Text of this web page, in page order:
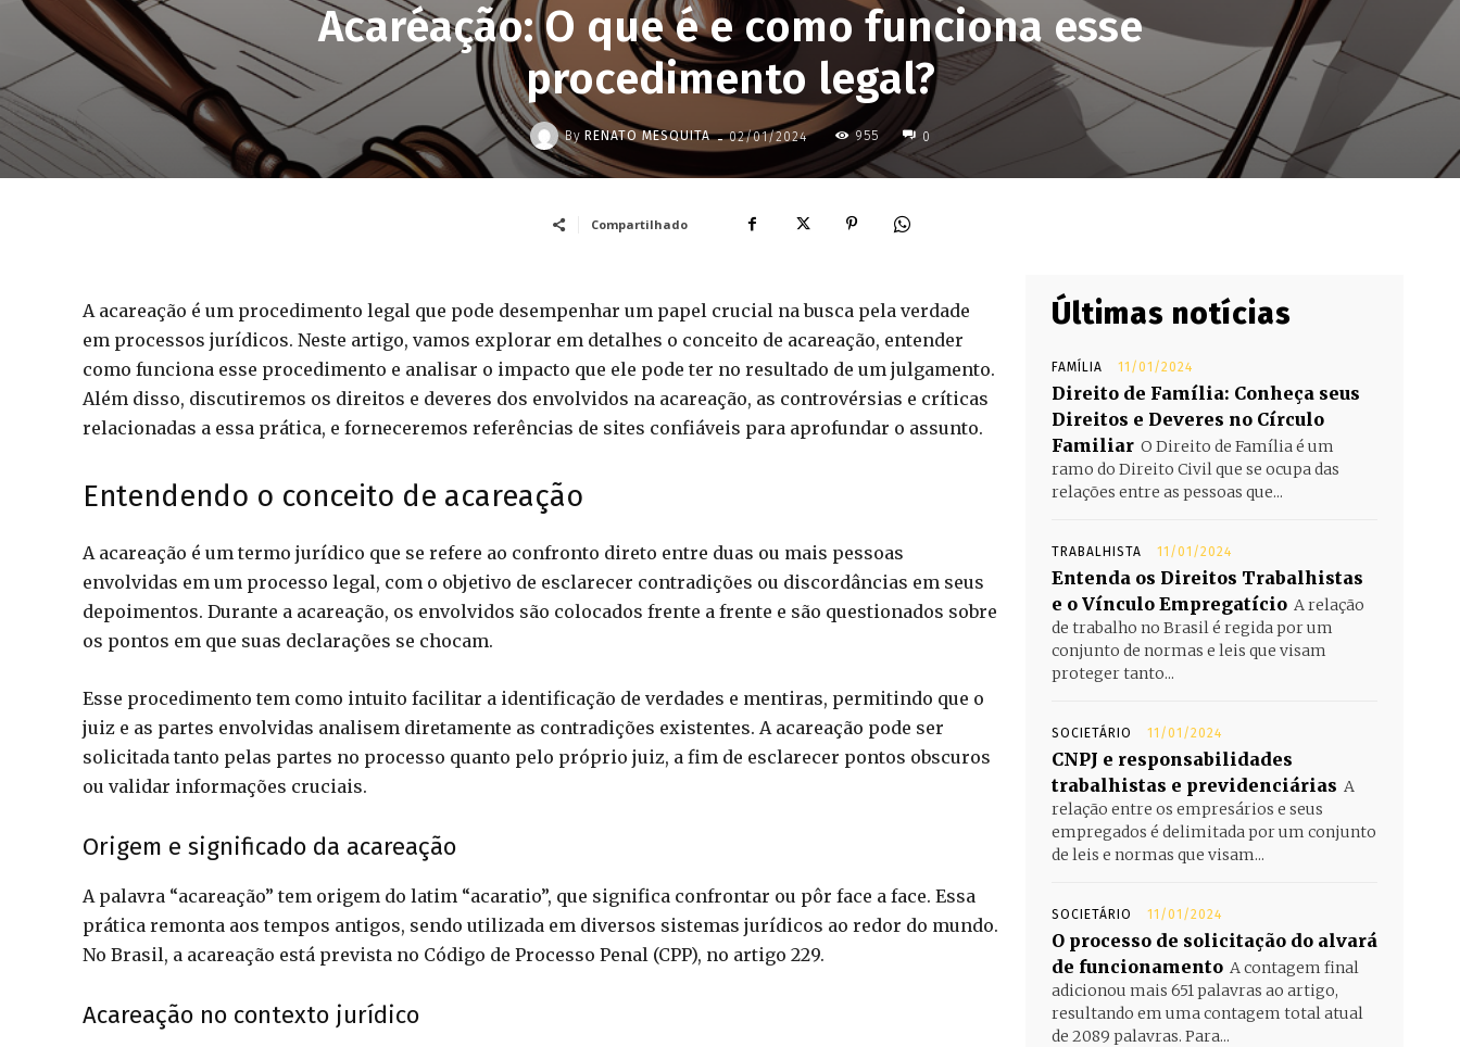
Acaréação: O que é e como funciona esse
procedimento legal?
By RENATO MESQUITA - 02/01/2024 955 0
Compartilhado
A acareação é um procedimento legal que pode desempenhar um papel crucial na busca pela verdade
em processos jurídicos. Neste artigo, vamos explorar em detalhes o conceito de acareação, entender
como funciona esse procedimento e analisar o impacto que ele pode ter no resultado de um julgamento.
Além disso, discutiremos os direitos e deveres dos envolvidos na acareação, as controvérsias e críticas
relacionadas a essa prática, e forneceremos referências de sites confiáveis para aprofundar o assunto.
Entendendo o conceito de acareação
A acareação é um termo jurídico que se refere ao confronto direto entre duas ou mais pessoas
envolvidas em um processo legal, com o objetivo de esclarecer contradições ou discordâncias em seus
depoimentos. Durante a acareação, os envolvidos são colocados frente a frente e são questionados sobre
os pontos em que suas declarações se chocam.
Esse procedimento tem como intuito facilitar a identificação de verdades e mentiras, permitindo que o
juiz e as partes envolvidas analisem diretamente as contradições existentes. A acareação pode ser
solicitada tanto pelas partes no processo quanto pelo próprio juiz, a fim de esclarecer pontos obscuros
ou validar informações cruciais.
Origem e significado da acareação
A palavra “acareação” tem origem do latim “acaratio”, que significa confrontar ou pôr face a face. Essa
prática remonta aos tempos antigos, sendo utilizada em diversos sistemas jurídicos ao redor do mundo.
No Brasil, a acareação está prevista no Código de Processo Penal (CPP), no artigo 229.
Acareação no contexto jurídico
Últimas notícias
FAMÍLIA 11/01/2024
Direito de Família: Conheça seus
Direitos e Deveres no Círculo
Familiar O Direito de Família é um
ramo do Direito Civil que se ocupa das
relações entre as pessoas que...
TRABALHISTA 11/01/2024
Entenda os Direitos Trabalhistas
e o Vínculo Empregatício A relação
de trabalho no Brasil é regida por um
conjunto de normas e leis que visam
proteger tanto...
SOCIETÁRIO 11/01/2024
CNPJ e responsabilidades
trabalhistas e previdenciárias A
relação entre os empresários e seus
empregados é delimitada por um conjunto
de leis e normas que visam...
SOCIETÁRIO 11/01/2024
O processo de solicitação do alvará
de funcionamento A contagem final
adicionou mais 651 palavras ao artigo,
resultando em uma contagem total atual
de 2089 palavras. Para...